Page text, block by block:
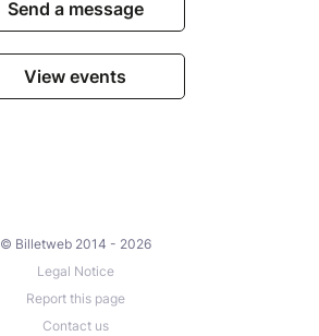
Send a message
View events
© Billetweb 2014 - 2026
Legal Notice
Report this page
Contact us